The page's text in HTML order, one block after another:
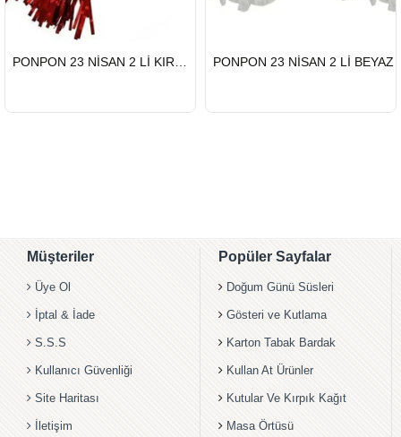
GÖNDERİ
GÖNDERİ
PONPON 23 NİSAN 2 Lİ BEYAZ
Müşteriler
Üye Ol
İptal & İade
S.S.S
Kullanıcı Güvenliği
Site Haritası
İletişim
Popüler Sayfalar
Doğum Günü Süsleri
Gösteri ve Kutlama
Karton Tabak Bardak
Kullan At Ürünler
Kutular Ve Kırpık Kağıt
Masa Örtüsü